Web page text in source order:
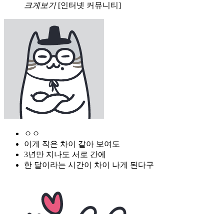
크게보기 [인터넷 커뮤니티]
ㅇㅇ
이게 작은 차이 같아 보여도
3년만 지나도 서로 간에
한 달이라는 시간이 차이 나게 된다구